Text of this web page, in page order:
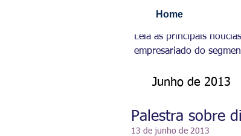
Últimas
Leia as principais
empresariado do
Junho de 2013
Palestra sobre
13 de junho de 2013
Home